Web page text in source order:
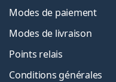
Modes de paiement
Modes de livraison
Points relais
Conditions générales